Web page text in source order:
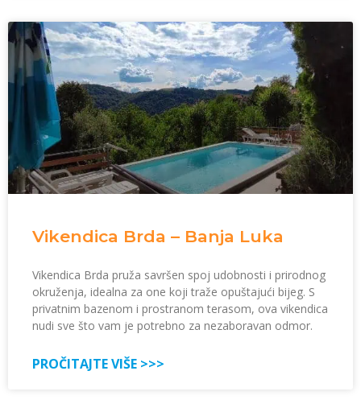
Vikendica Brda – Banja Luka
Vikendica Brda pruža savršen spoj udobnosti i prirodnog
okruženja, idealna za one koji traže opuštajući bijeg. S
privatnim bazenom i prostranom terasom, ova vikendica
nudi sve što vam je potrebno za nezaboravan odmor.
PROČITAJTE VIŠE >>>